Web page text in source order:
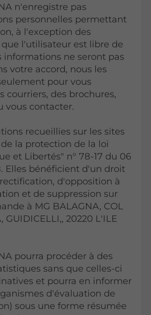
n'enregistre pas
personnelles permettant
à l'exception des
l'utilisateur est libre de
informations ne seront pas
votre accord, nous les
pour vous
courriers, des brochures,
vous contacter.
recueillies sur les sites
la protection de la loi
et Libertés" n° 78-17 du 06
Elles bénéficient d'un droit
d'opposition à
et de suppression sur
à MG BALAGNA, COL
GUIDICELLI,, 20220 L'ILE
pourra procéder à des
sans que celles-ci
et pourra en informer
d'évaluation de
sous une forme résumée